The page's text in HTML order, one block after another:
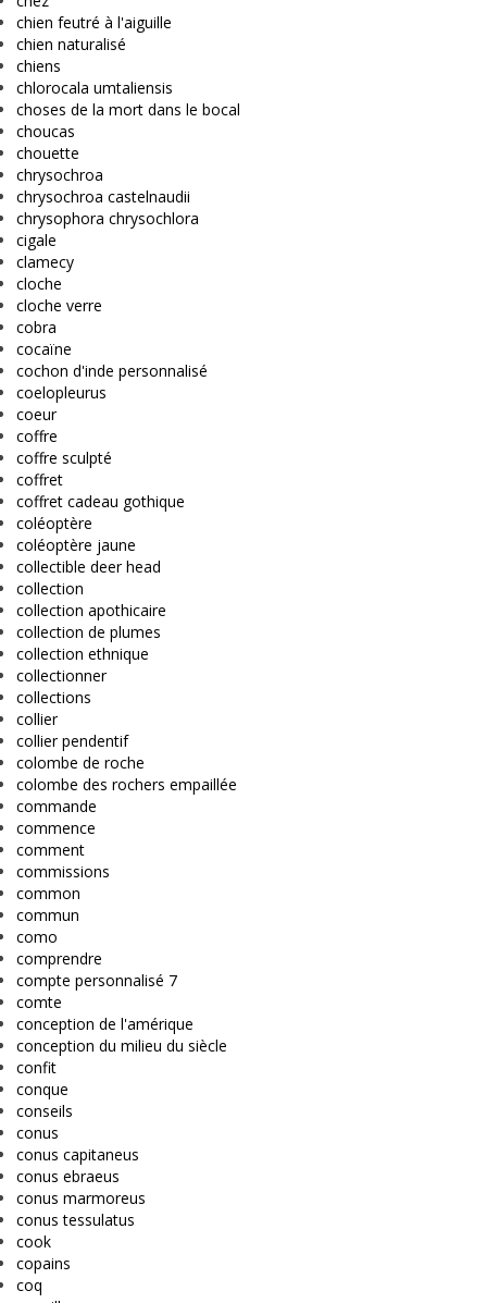
chien feutré à l'aiguille
chien naturalisé
chiens
chlorocala umtaliensis
choses de la mort dans le bocal
choucas
chouette
chrysochroa
chrysochroa castelnaudii
chrysophora chrysochlora
cigale
clamecy
cloche
cloche verre
cobra
cocaïne
cochon d'inde personnalisé
coelopleurus
coeur
coffre
coffre sculpté
coffret
coffret cadeau gothique
coléoptère
coléoptère jaune
collectible deer head
collection
collection apothicaire
collection de plumes
collection ethnique
collectionner
collections
collier
collier pendentif
colombe de roche
colombe des rochers empaillée
commande
commence
comment
commissions
common
commun
como
comprendre
compte personnalisé 7
comte
conception de l'amérique
conception du milieu du siècle
confit
conque
conseils
conus
conus capitaneus
conus ebraeus
conus marmoreus
conus tessulatus
cook
copains
coq